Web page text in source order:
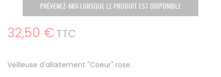
PRÉVENEZ-MOI LORSQUE LE PRODUIT EST DISPONIBLE
32,50 € TTC
Veilleuse d'allaitement "Coeur" rose.